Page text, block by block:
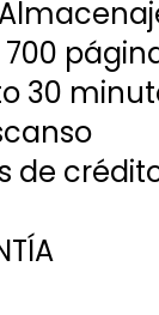
700
30
de